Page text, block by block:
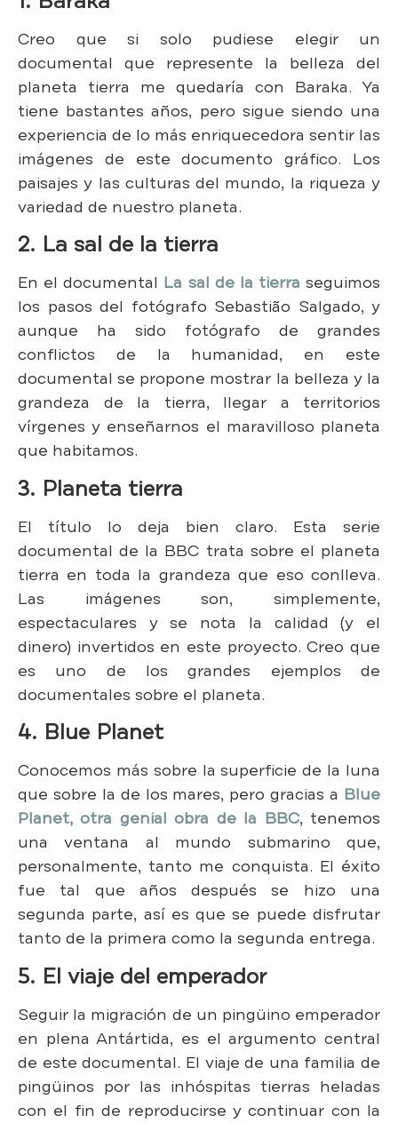
Creo que si solo pudiese elegir un
documental que represente la belleza del
planeta tierra me quedaría con Baraka. Ya
tiene bastantes años, pero sigue siendo una
experiencia de lo más enriquecedora sentir las
imágenes de este documento gráfico. Los
paisajes y las culturas del mundo, la riqueza y
variedad de nuestro planeta.
2. La sal de la tierra
En el documental La sal de la tierra seguimos
los pasos del fotógrafo Sebastião Salgado, y
aunque ha sido fotógrafo de grandes
conflictos de la humanidad, en este
documental se propone mostrar la belleza y la
grandeza de la tierra, llegar a territorios
vírgenes y enseñarnos el maravilloso planeta
que habitamos.
3. Planeta tierra
El título lo deja bien claro. Esta serie
documental de la BBC trata sobre el planeta
tierra en toda la grandeza que eso conlleva.
Las imágenes son, simplemente,
espectaculares y se nota la calidad (y el
dinero) invertidos en este proyecto. Creo que
es uno de los grandes ejemplos de
documentales sobre el planeta.
4. Blue Planet
Conocemos más sobre la superficie de la luna
que sobre la de los mares, pero gracias a Blue
Planet, otra genial obra de la BBC, tenemos
una ventana al mundo submarino que,
personalmente, tanto me conquista. El éxito
fue tal que años después se hizo una
segunda parte, así es que se puede disfrutar
tanto de la primera como la segunda entrega.
5. El viaje del emperador
Seguir la migración de un pingüino emperador
en plena Antártida, es el argumento central
de este documental. El viaje de una familia de
pingüinos por las inhóspitas tierras heladas
con el fin de reproducirse y continuar con la